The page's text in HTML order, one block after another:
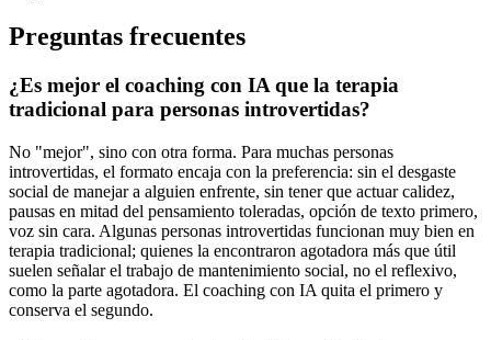
Preguntas frecuentes
¿Es mejor el coaching con IA que la terapia
tradicional para personas introvertidas?
No "mejor", sino con otra forma. Para muchas personas
introvertidas, el formato encaja con la preferencia: sin el desgaste
social de manejar a alguien enfrente, sin tener que actuar calidez,
pausas en mitad del pensamiento toleradas, opción de texto primero,
voz sin cara. Algunas personas introvertidas funcionan muy bien en
terapia tradicional; quienes la encontraron agotadora más que útil
suelen señalar el trabajo de mantenimiento social, no el reflexivo,
como la parte agotadora. El coaching con IA quita el primero y
conserva el segundo.